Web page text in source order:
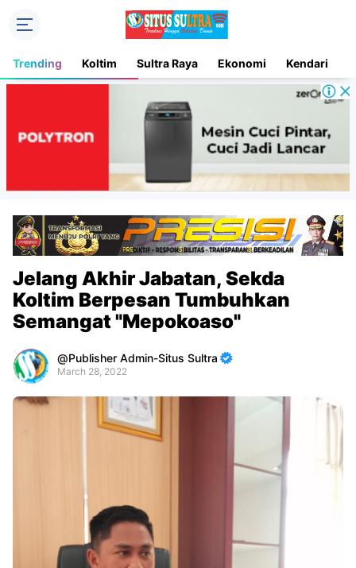
Trending Koltim Sultra Raya Ekonomi Kendari
Jelang Akhir Jabatan, Sekda
Koltim Berpesan Tumbuhkan
Semangat "Mepokoaso"
Publisher Admin-Situs Sultra
March 28, 2022
Premium